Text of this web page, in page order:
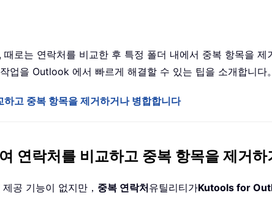
로는 연락처를 비교한 후 특정 폴더 내에서 중복 항목을
업을 Outlook 에서 빠르게 해결할 수 있는 팁을 소개합니다
고 중복 항목을 제거하거나 병합합니다
연락처를 비교하고 중복 항목을 제거하
공 기능이 없지만， 중복 연락처유틸리티가Kutools for